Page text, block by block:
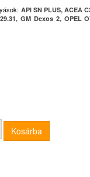
: API SN PLUS, ACEA
GM Dexos 2, OPEL